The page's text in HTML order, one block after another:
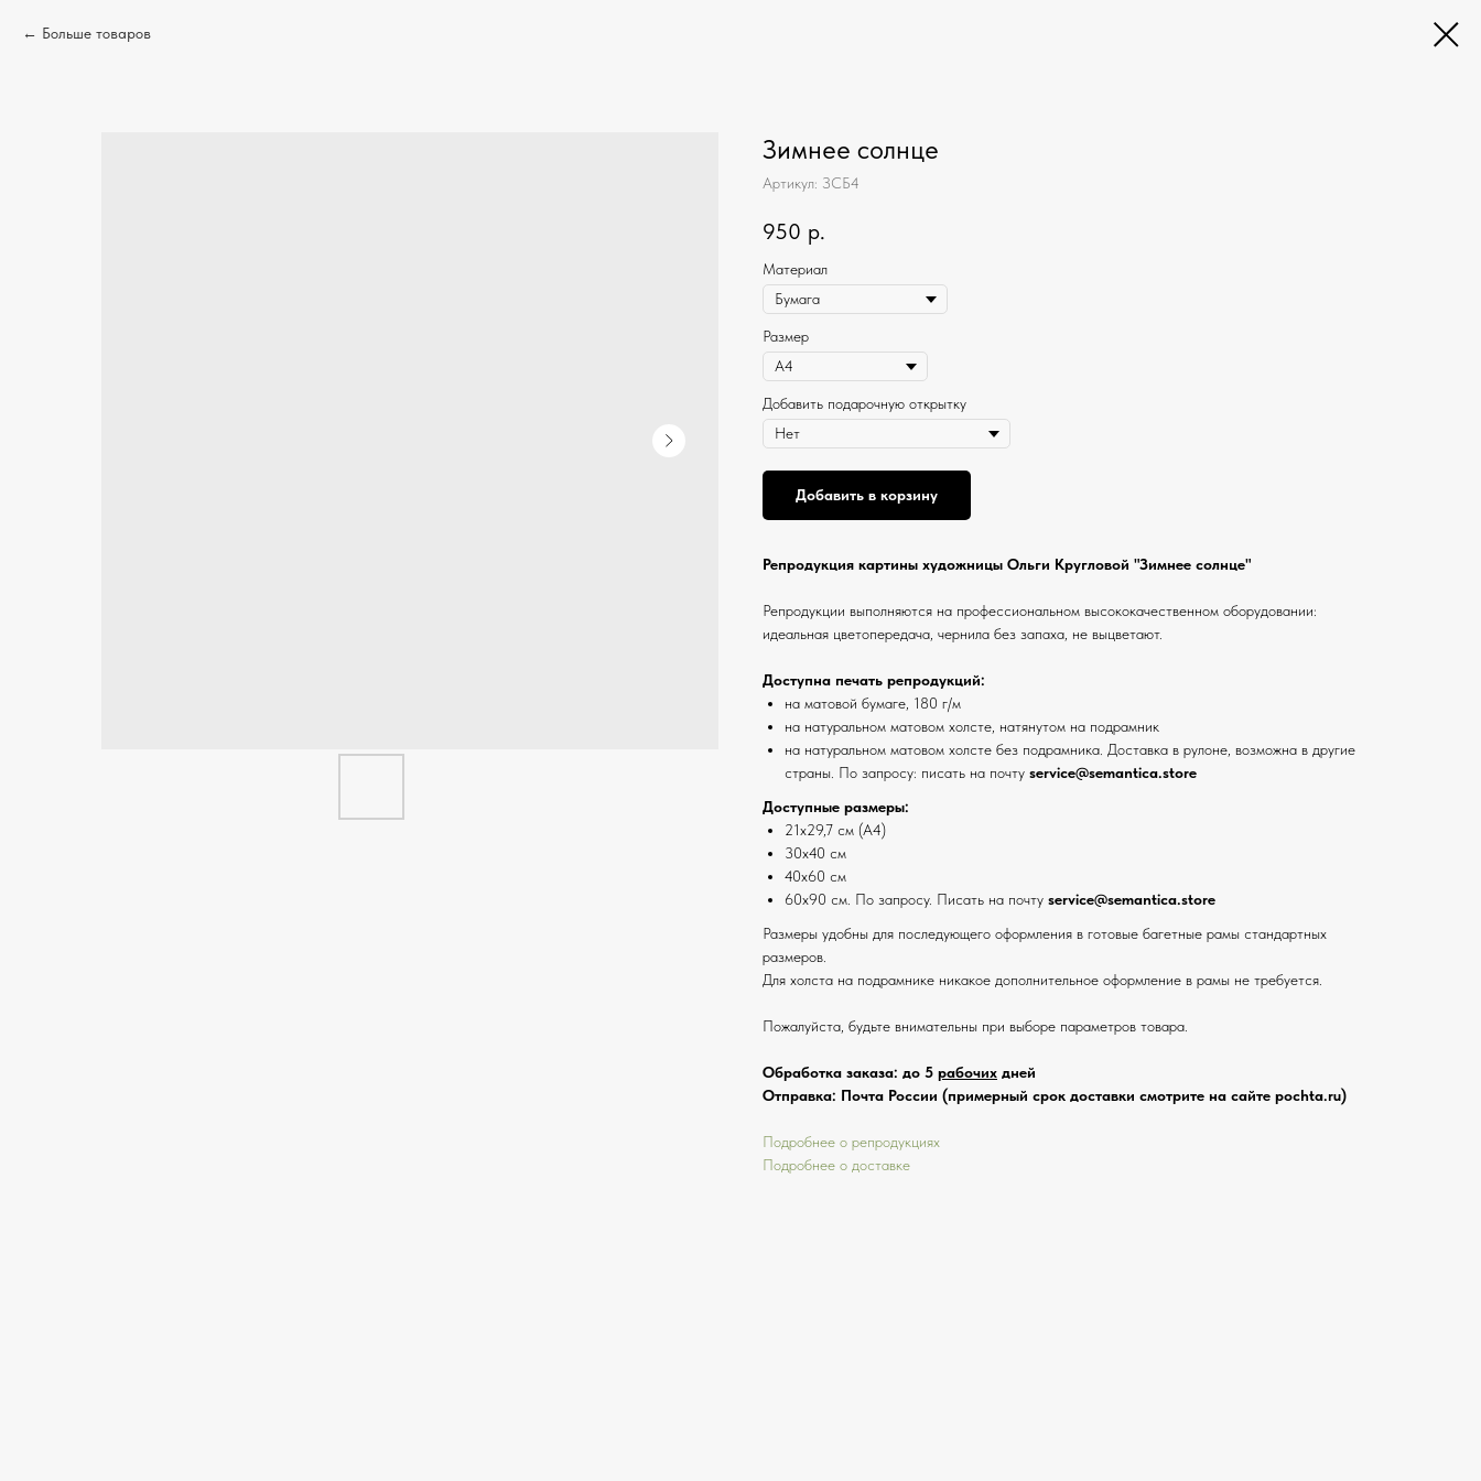
Больше товаров
Зимнее солнце
Артикул: ЗСБ4
950 р.
Материал
Размер
Добавить подарочную открытку
Добавить в корзину
Репродукция картины художницы Ольги Кругловой "Зимнее солнце"
Репродукции выполняются на профессиональном высококачественном оборудовании:
идеальная цветопередача, чернила без запаха, не выцветают.
Доступна печать репродукций:
на матовой бумаге, 180 г/м
на натуральном матовом холсте, натянутом на подрамник
на натуральном матовом холсте без подрамника. Доставка в рулоне, возможна в другие
страны. По запросу: писать на почту service@semantica.store
Доступные размеры:
21х29,7 см (А4)
30х40 см
40х60 см
60х90 см. По запросу. Писать на почту service@semantica.store
Размеры удобны для последующего оформления в готовые багетные рамы стандартных
размеров.
Для холста на подрамнике никакое дополнительное оформление в рамы не требуется.
Пожалуйста, будьте внимательны при выборе параметров товара.
Обработка заказа: до 5 рабочих дней
Отправка: Почта России (примерный срок доставки смотрите на сайте pochta.ru)
Подробнее о репродукциях
Подробнее о доставке